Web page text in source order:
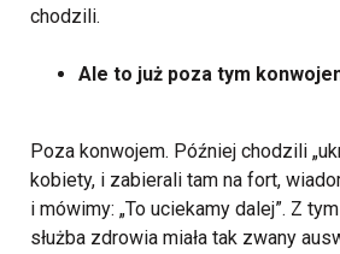
chodzili.
Ale to już poza tym
Poza konwojem. Później chodzili
kobiety, i zabierali tam na fort,
i mówimy: „To uciekamy dalej”. Z
służba zdrowia miała tak zwany